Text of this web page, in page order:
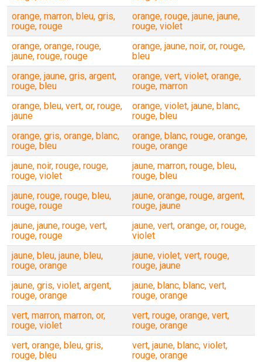
orange, marron, bleu, gris,
rouge, rouge
orange, rouge, jaune, jaune,
rouge, violet
orange, orange, rouge,
jaune, rouge, rouge
orange, jaune, noir, or, rouge,
bleu
orange, jaune, gris, argent,
rouge, bleu
orange, vert, violet, orange,
rouge, marron
orange, bleu, vert, or, rouge,
jaune
orange, violet, jaune, blanc,
rouge, bleu
orange, gris, orange, blanc,
rouge, bleu
orange, blanc, rouge, orange,
rouge, orange
jaune, noir, rouge, rouge,
rouge, violet
jaune, marron, rouge, bleu,
rouge, bleu
jaune, rouge, rouge, bleu,
rouge, rouge
jaune, orange, rouge, argent,
rouge, jaune
jaune, jaune, rouge, vert,
rouge, rouge
jaune, vert, orange, or, rouge,
violet
jaune, bleu, jaune, bleu,
rouge, orange
jaune, violet, vert, rouge,
rouge, jaune
jaune, gris, violet, argent,
rouge, orange
jaune, blanc, blanc, vert,
rouge, orange
vert, marron, marron, or,
rouge, violet
vert, rouge, orange, vert,
rouge, orange
vert, orange, bleu, gris,
rouge, bleu
vert, jaune, blanc, violet,
rouge, orange